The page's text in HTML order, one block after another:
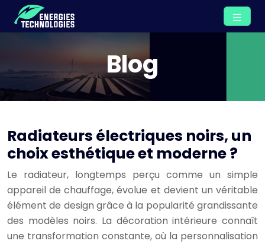
Blog
Radiateurs électriques noirs, un
choix esthétique et moderne ?
Le radiateur, longtemps perçu comme un simple
appareil de chauffage, évolue et devient un véritable
élément de design grâce à la popularité grandissante
des modèles noirs. La décoration intérieure connaît
une transformation constante, où la personnalisation